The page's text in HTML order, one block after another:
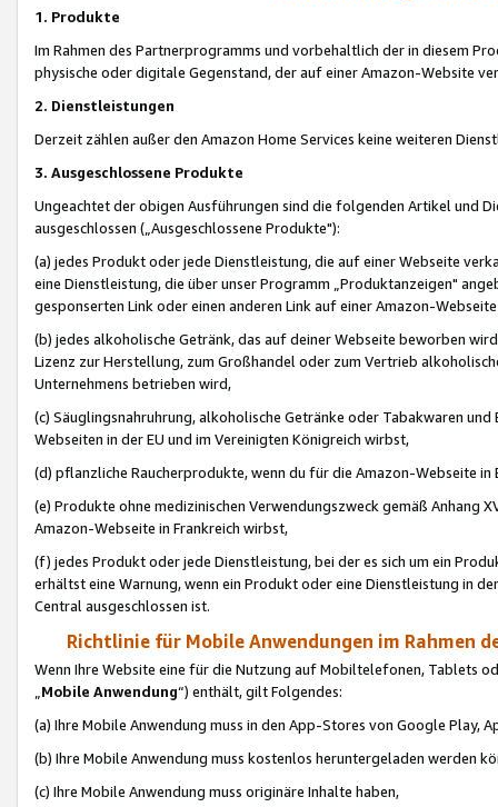
1. Produkte
Im Rahmen des Partnerprogramms und vorbehaltlich der in diesem
physische oder digitale Gegenstand, der auf einer Amazon-Website
2. Dienstleistungen
Derzeit zählen außer den Amazon Home Services keine weiteren
3. Ausgeschlossene Produkte
Ungeachtet der obigen Ausführungen sind die folgenden Artikel und
ausgeschlossen („Ausgeschlossene Produkte"):
(a) jedes Produkt oder jede Dienstleistung, die auf einer Webseite
eine Dienstleistung, die über unser Programm „Produktanzeigen"
gesponserten Link oder einen anderen Link auf einer Amazon-
(b) jedes alkoholische Getränk, das auf deiner Webseite beworben
Lizenz zur Herstellung, zum Großhandel oder zum Vertrieb
Unternehmens betrieben wird,
(c) Säuglingsnahruhrung, alkoholische Getränke oder Tabakwaren
Webseiten in der EU und im Vereinigten Königreich wirbst,
(d) pflanzliche Raucherprodukte, wenn du für die Amazon-Webseite in
(e) Produkte ohne medizinischen Verwendungszweck gemäß Anhang
Amazon-Webseite in Frankreich wirbst,
(f) jedes Produkt oder jede Dienstleistung, bei der es sich um ein
erhältst eine Warnung, wenn ein Produkt oder eine Dienstleistung in
Central ausgeschlossen ist.
Richtlinie für Mobile Anwendungen im Rahmen
Wenn Ihre Website eine für die Nutzung auf Mobiltelefonen, Tablets
„Mobile Anwendung“) enthält, gilt Folgendes:
(a) Ihre Mobile Anwendung muss in den App-Stores von Google Play,
(b) Ihre Mobile Anwendung muss kostenlos heruntergeladen werden
(c) Ihre Mobile Anwendung muss originäre Inhalte haben,